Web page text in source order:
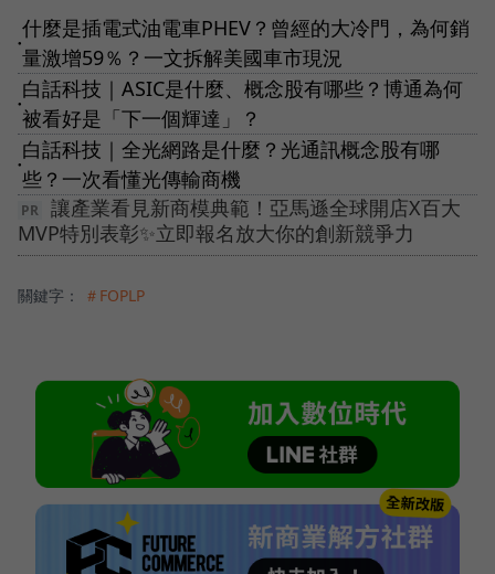
●
什麼是插電式油電車PHEV？曾經的大冷門，為何銷
量激增59％？一文拆解美國車市現況
●
白話科技｜ASIC是什麼、概念股有哪些？博通為何
被看好是「下一個輝達」？
●
白話科技｜全光網路是什麼？光通訊概念股有哪
些？一次看懂光傳輸商機
讓產業看見新商模典範！亞馬遜全球開店X百大
MVP特別表彰✨立即報名放大你的創新競爭力
關鍵字： ＃FOPLP